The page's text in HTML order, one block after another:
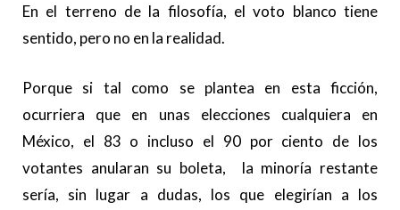
En el terreno de la filosofía, el voto blanco tiene
sentido, pero no en la realidad.
Porque si tal como se plantea en esta ficción,
ocurriera que en unas elecciones cualquiera en
México, el 83 o incluso el 90 por ciento de los
votantes anularan su boleta, la minoría restante
sería, sin lugar a dudas, los que elegirían a los